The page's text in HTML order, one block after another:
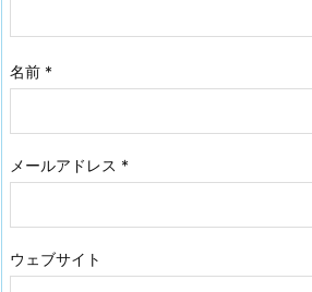
名前 *
メールアドレス *
ウェブサイト